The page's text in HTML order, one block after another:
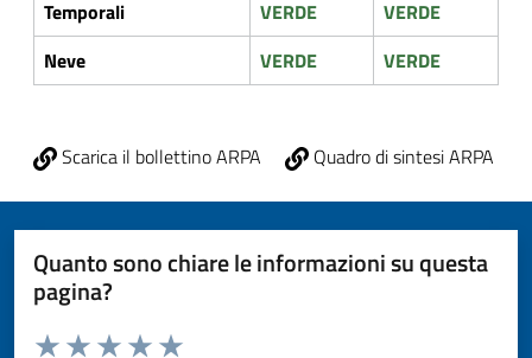
Temporali
VERDE
VERDE
Neve
VERDE VERDE
Scarica il bollettino ARPA Quadro di sintesi ARPA
Quanto sono chiare le informazioni su questa
pagina?
Valuta da 1 a 5 stelle la pagina